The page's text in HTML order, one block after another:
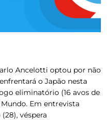
Ancelotti optou por não
o Japão nesta
eliminatório (16 avos de
Em entrevista
véspera